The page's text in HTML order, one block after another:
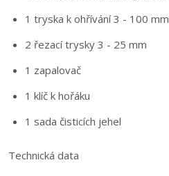
1 tryska k ohřívání 3 - 100 mm
2 řezací trysky 3 - 25 mm
1 zapalovač
1 klíč k hořáku
1 sada čisticích jehel
Technická data